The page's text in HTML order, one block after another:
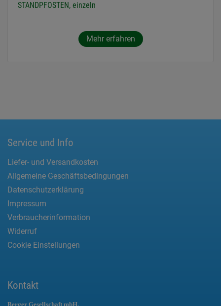
STANDPFOSTEN, einzeln
Mehr erfahren
Service und Info
Liefer- und Versandkosten
Allgemeine Geschäftsbedingungen
Datenschutzerklärung
Impressum
Verbraucherinformation
Widerruf
Cookie Einstellungen
Kontakt
Berger Gesellschaft mbH.